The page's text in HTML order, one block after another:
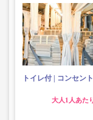
トイレ付 コンセント
大人